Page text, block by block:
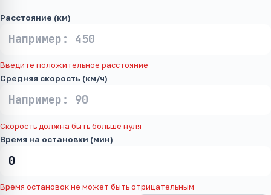
Расстояние (км)
Введите положительное расстояние
Средняя скорость (км/ч)
Скорость должна быть больше нуля
Время на остановки (мин)
Время остановок не может быть отрицательным